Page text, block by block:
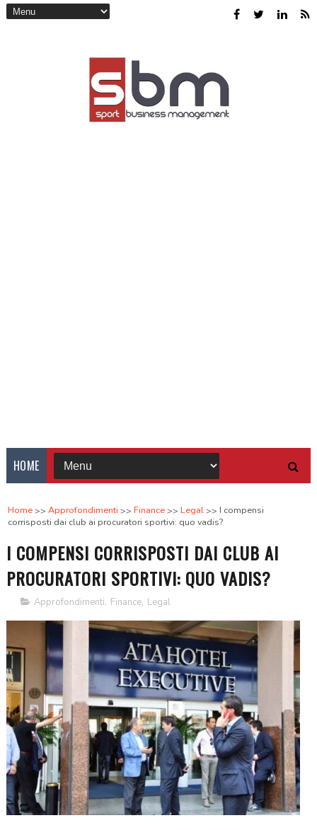
HOME
Home Approfondimenti Finance Legal
I compensi
corrisposti dai club ai procuratori sportivi: quo vadis?
I COMPENSI CORRISPOSTI DAI CLUB AI
PROCURATORI SPORTIVI: QUO VADIS?
Approfondimenti, Finance, Legal